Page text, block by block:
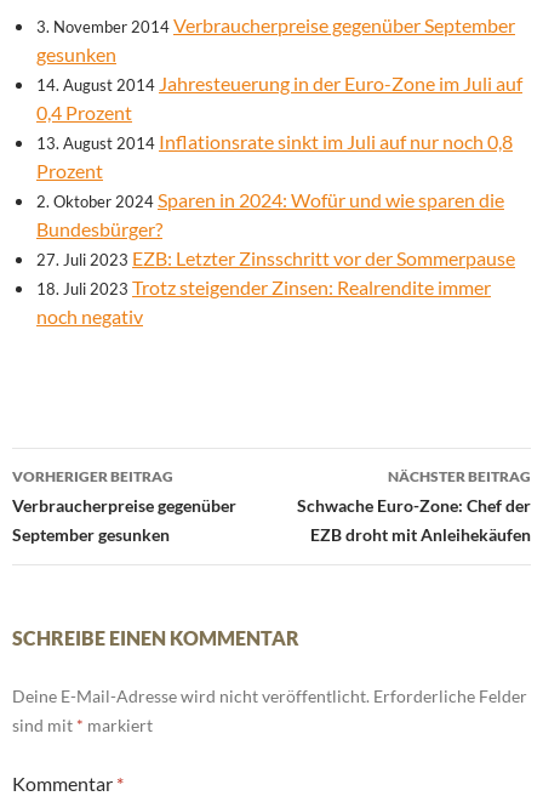
3. November 2014Verbraucherpreise gegenüber September
gesunken
14. August 2014 Jahresteuerung in der Euro-Zone im Juli auf
0,4 Prozent
13. August 2014 Inflationsrate sinkt im Juli auf nur noch 0,8
Prozent
2. Oktober 2024Sparen in 2024: Wofür und wie sparen die
Bundesbürger?
27. Juli 2023 EZB: Letzter Zinsschritt vor der Sommerpause
18. Juli 2023 Trotz steigender Zinsen: Realrendite immer
noch negativ
Beitrags-
Navigation
VORHERIGER BEITRAG
Verbraucherpreise gegenüber
September gesunken
NÄCHSTER BEITRAG
Schwache Euro-Zone: Chef der
EZB droht mit Anleihekäufen
SCHREIBE EINEN KOMMENTAR
Deine E-Mail-Adresse wird nicht veröffentlicht. Erforderliche Felder
sind mit * markiert
Kommentar *